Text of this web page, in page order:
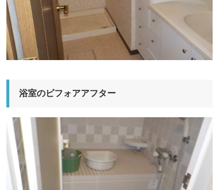
浴室のビフォアアフター